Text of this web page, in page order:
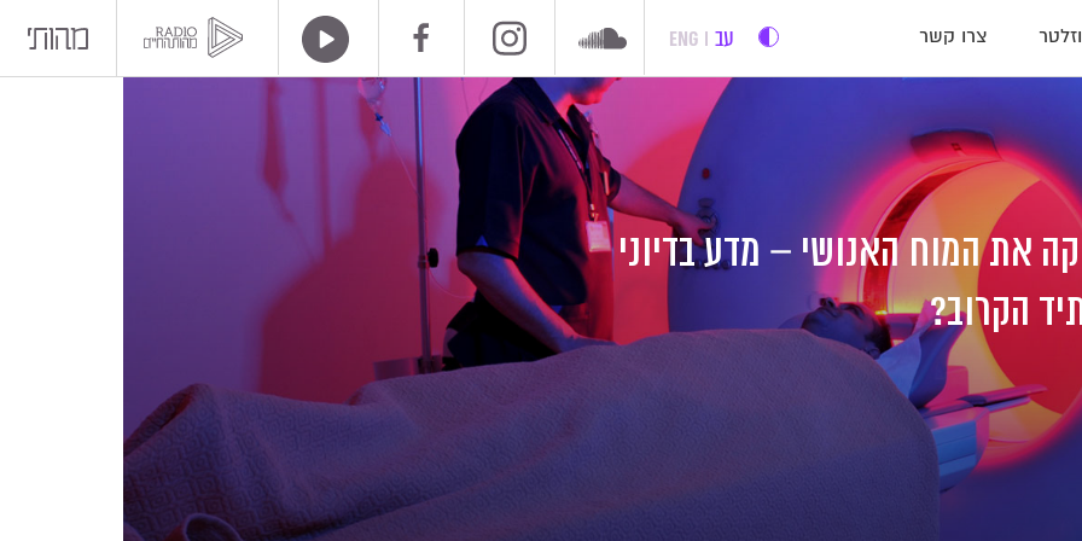
צרו קשר עב ENG
את המוח האנושי – מדע בדיוני
הקרוב?